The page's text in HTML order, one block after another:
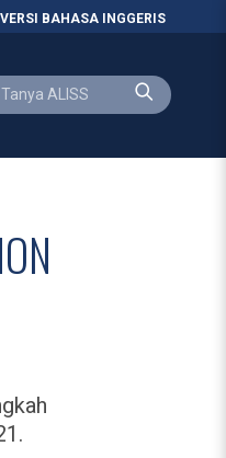
VERSI BAHASA INGGERIS